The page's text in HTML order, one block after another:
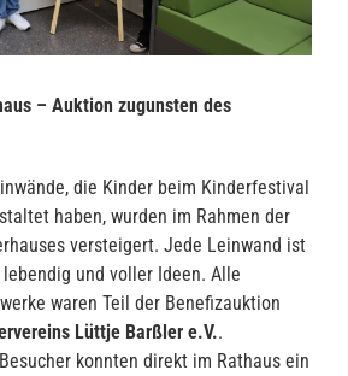
– Auktion zugunsten des
die Kinder beim Kinderfestival
haben, wurden im Rahmen der
versteigert. Jede Leinwand ist
und voller Ideen. Alle
waren Teil der Benefizauktion
Lüttje Barßler e.V..
konnten direkt im Rathaus ein